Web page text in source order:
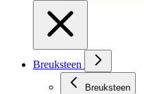
Breuksteen
Breuksteen